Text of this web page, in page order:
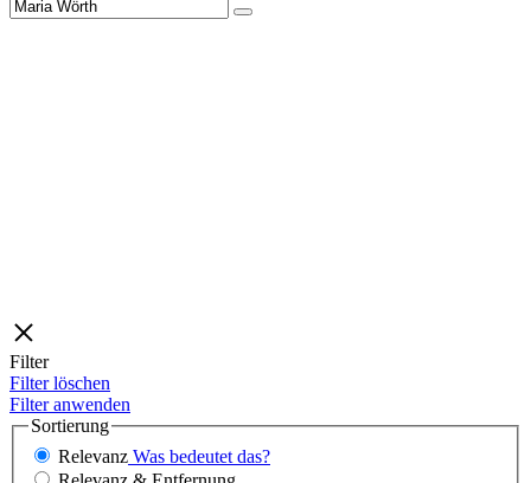
Filter
Filter löschen
Filter anwenden
Sortierung
Relevanz Was bedeutet das?